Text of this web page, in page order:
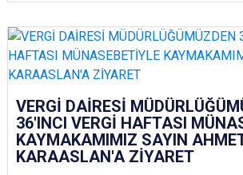
VERGİ DAİRESİ
36'INCI VERGİ HAFTASI
KAYMAKAMIMIZ SAYIN
KARAASLAN'A ZİYARET